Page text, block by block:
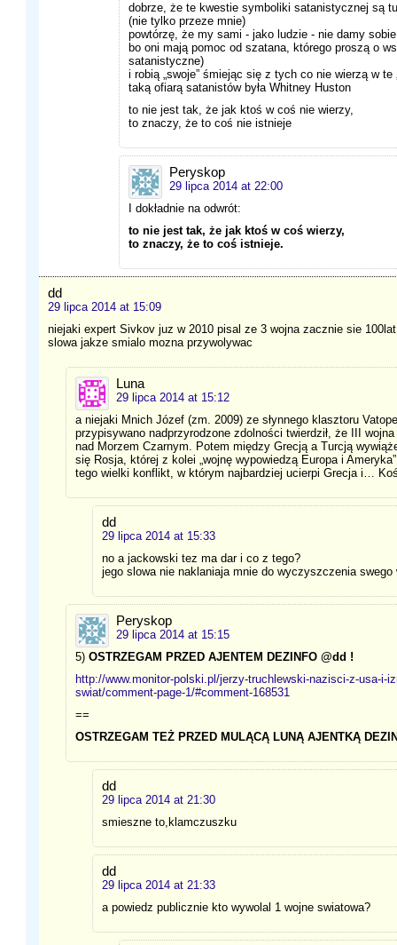
dobrze, że te kwestie symboliki satanistycznej są
(nie tylko przeze mnie)
powtórzę, że my sami - jako ludzie - nie damy
bo oni mają pomoc od szatana, którego proszą o
satanistyczne)
i robią „swoje” śmiejąc się z tych co nie wierzą w te
taką ofiarą satanistów była Whitney Huston
to nie jest tak, że jak ktoś w coś nie wierzy,
to znaczy, że to coś nie istnieje
Peryskop
29 lipca 2014 at 22:00
I dokładnie na odwrót:
to nie jest tak, że jak ktoś w coś wierzy,
to znaczy, że to coś istnieje.
dd
29 lipca 2014 at 15:09
niejaki expert Sivkov juz w 2010 pisal ze 3 wojna zacznie sie
slowa jakze smialo mozna przywolywac
Luna
29 lipca 2014 at 15:12
a niejaki Mnich Józef (zm. 2009) ze słynnego klasztoru
przypisywano nadprzyrodzone zdolności twierdził, że III
nad Morzem Czarnym. Potem między Grecją a Turcją
się Rosja, której z kolei „wojnę wypowiedzą Europa i
tego wielki konflikt, w którym najbardziej ucierpi Grecja i…
dd
29 lipca 2014 at 15:33
no a jackowski tez ma dar i co z tego?
jego slowa nie naklaniaja mnie do wyczyszczenia swego
Peryskop
29 lipca 2014 at 15:15
5)OSTRZEGAM PRZED AJENTEM DEZINFO @dd !
http://www.monitor-polski.pl/jerzy-truchlewski-nazisci-z-usa-i-
swiat/comment-page-1/#comment-168531
==
OSTRZEGAM TEŻ PRZED MULĄCĄ LUNĄ AJENTKĄ
dd
29 lipca 2014 at 21:30
smieszne to,klamczuszku
dd
29 lipca 2014 at 21:33
a powiedz publicznie kto wywolal 1 wojne swiatowa?